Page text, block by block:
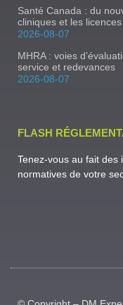
Santé Canada : du
cliniques et les
2026-08-07
MHRA : voies
service et redevances
2026-08-07
FLASH
Tenez-vous au fait
normatives de votre